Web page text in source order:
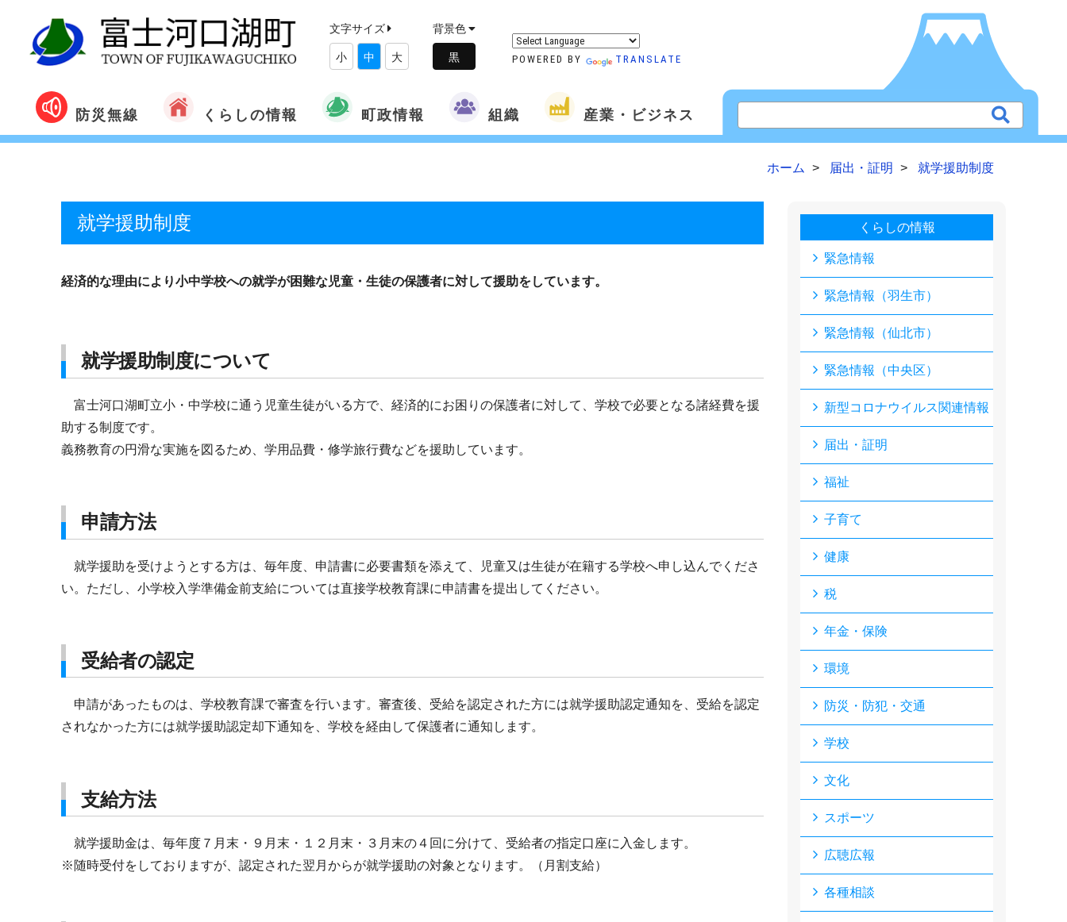
文字サイズ
小 中 大
背景色
POWERED BY TRANSLATE
防災無線 くらしの情報 町政情報 組織 産業・ビジネス
ホーム 届出・証明 就学援助制度
就学援助制度
経済的な理由により小中学校への就学が困難な児童・生徒の保護者に対して援助をしています。
就学援助制度について
富士河口湖町立小・中学校に通う児童生徒がいる方で、 経済的にお困りの保護者に対して、学校で必要となる諸経費を援
助する制度です。
義務教育の円滑な実施を図るため、学用品費・修学旅行費などを援助しています。
申請方法
就学援助を受けようとする方は、毎年度、申請書に必要書類を添えて、児童又は生徒が在籍する学校へ申し込んでくださ
い。ただし、小学校入学準備金前支給については直接学校教育課に申請書を提出してください。
受給者の認定
申請があったものは、学校教育課で審査を行います。審査後、受給を認定された方には就学援助認定通知を、受給を認定
されなかった方には就学援助認定却下通知を、学校を経由して保護者に通知します。
支給方法
就学援助金は、毎年度７月末・９月末・１２月末・３月末の４回に分けて、受給者の指定口座に入金します。
※随時受付をしておりますが、認定された翌月からが就学援助の対象となります。（月割支給）
くらしの情報
緊急情報
緊急情報（羽生市）
緊急情報（仙北市）
緊急情報（中央区）
新型コロナウイルス関連情報
届出・証明
福祉
子育て
健康
税
年金・保険
環境
防災・防犯・交通
学校
文化
スポーツ
広聴広報
各種相談